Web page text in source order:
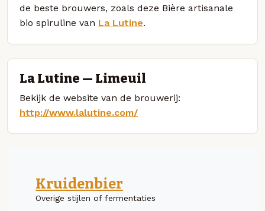
de beste brouwers, zoals deze Bière artisanale
bio spiruline van La Lutine.
La Lutine — Limeuil
Bekijk de website van de brouwerij:
http://www.lalutine.com/
Kruidenbier
Overige stijlen of fermentaties